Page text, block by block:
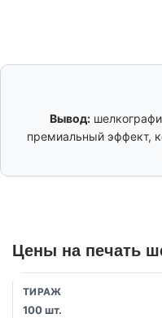
Вывод:
премиальный эффект,
Цены на печать
100 шт.